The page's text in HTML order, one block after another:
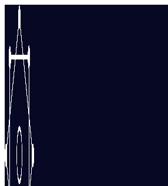
Перейти
содержимому